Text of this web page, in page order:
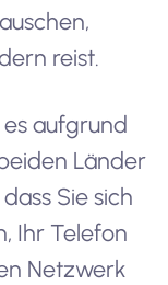
reist.
aufgrund
Länder
Sie sich
Ihr Telefon
Netzwerk